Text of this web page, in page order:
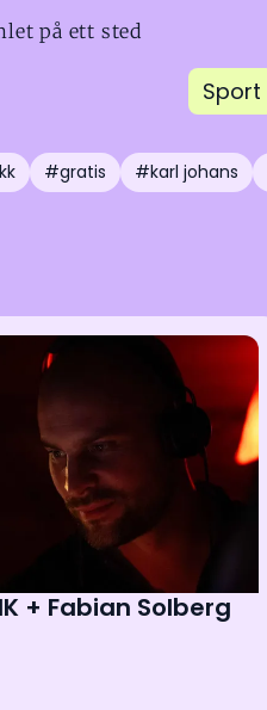
på ett sted
Sport
#gratis #karl johans
+ Fabian Solberg